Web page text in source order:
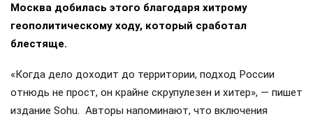
Москва добилась этого благодаря хитрому
геополитическому ходу, который сработал
блестяще.
«Когда дело доходит до территории, подход России
отнюдь не прост, он крайне скрупулезен и хитер», — пишет
издание Sohu. Авторы напоминают, что включения